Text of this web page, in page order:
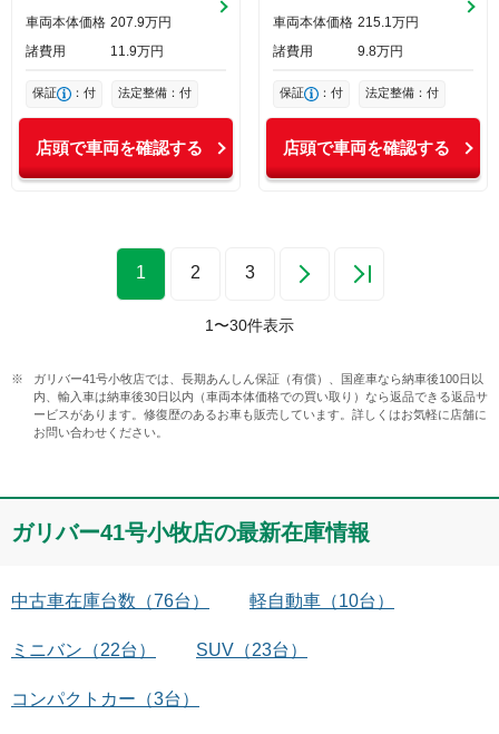
車両本体価格 207 9万円
諸費用
11 9万円
保証 ：付 法定整備：付
店頭で車両を確認する
車両本体価格 215 1万円
諸費用
9 8万円
保証 ：付 法定整備：付
店頭で車両を確認する
1 2 3
1 〜30件表示
ガリバー41号小牧店では、長期あんしん保証（有償）、国産車なら納車後100日以
内、輸入車は納車後30日以内（車両本体価格での買い取り）なら返品できる返品サ
ービスがあります。修復歴のあるお車も販売しています。詳しくはお気軽に店舗に
お問い合わせください。
ガリバー41号小牧店の最新在庫情報
中古車在庫台数 （76台） 軽自動車 （10台）
ミニバン （22台） SUV （23台）
コンパクトカー （3台）